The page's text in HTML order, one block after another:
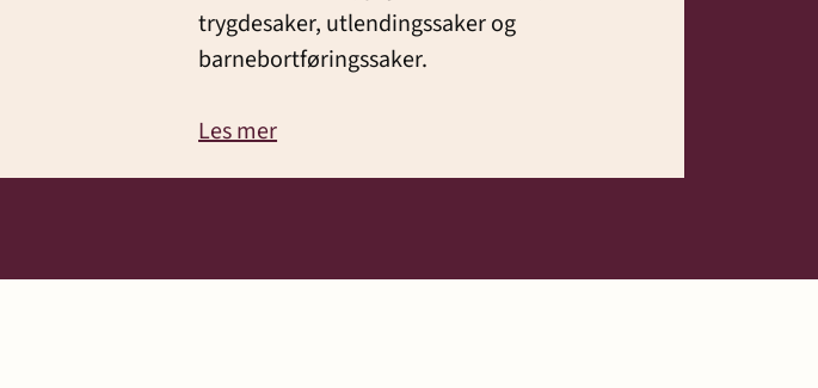
trygdesaker, utlendingssaker og
barnebortføringssaker.
Les mer